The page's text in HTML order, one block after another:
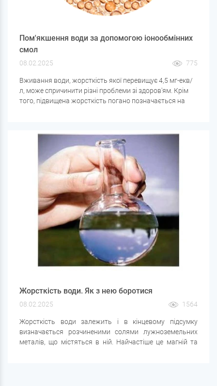
Пом'якшення води за допомогою іонообмінних
смол
08.02.2025 775
Вживання води, жорсткість якої перевищує 4,5 мг-екв/
л, може спричинити різні проблеми зі здоров'ям. Крім
того, підвищена жорсткість погано позначається на
стикалися з необхідністю заміни нагрівального
елемента пральної машини, що перестав працювати
через накип, що покриває його.
Жорсткість води. Як з нею боротися
08.02.2025 1564
Жорсткість води залежить і в кінцевому підсумку
визначається розчиненими солями лужноземельних
металів, що містяться в ній. Найчастіше це магній та